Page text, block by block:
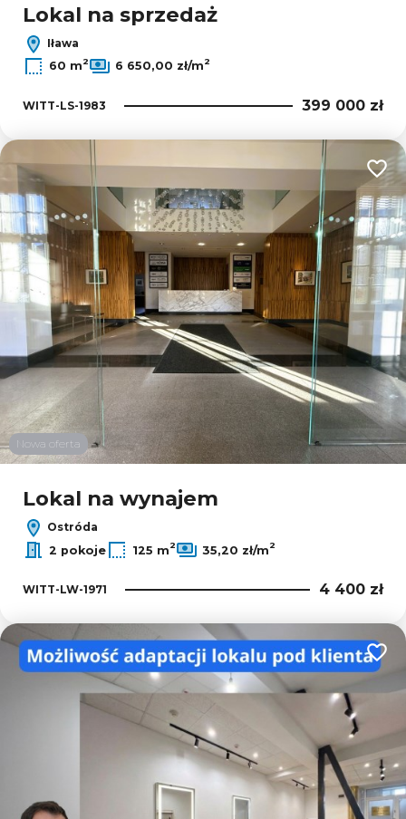
Lokal na sprzedaż
Iława
60 m2 6 650,00 zł/m2
WITT-LS-1983 399 000 zł
Nowa oferta
Lokal na wynajem
Ostróda
2 pokoje
125 m2 35,20 zł/m2
WITT-LW-1971 4 400 zł